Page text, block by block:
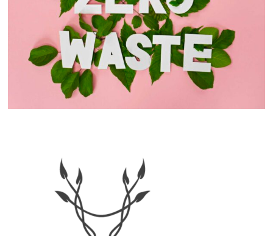
Primaire
Sidebar